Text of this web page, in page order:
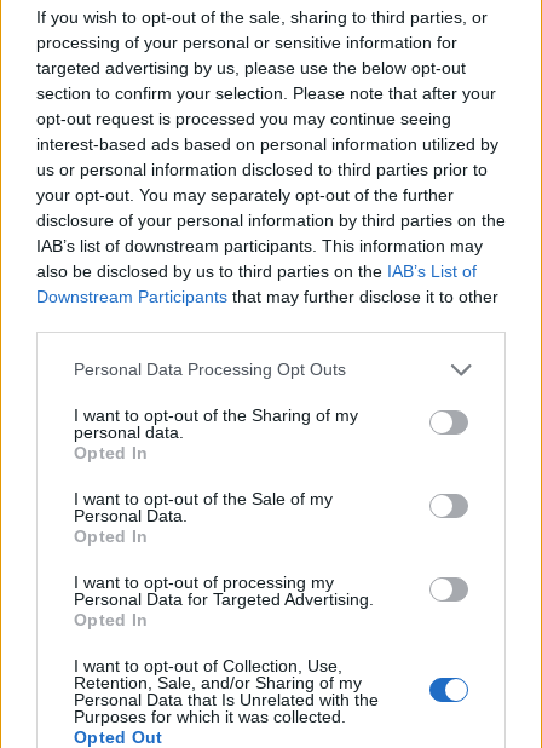
If you wish to opt-out of the sale, sharing to third parties, or
processing of your personal or sensitive information for
targeted advertising by us, please use the below opt-out
section to confirm your selection. Please note that after your
opt-out request is processed you may continue seeing
interest-based ads based on personal information utilized by
us or personal information disclosed to third parties prior to
your opt-out. You may separately opt-out of the further
disclosure of your personal information by third parties on the
IAB’s list of downstream participants. This information may
also be disclosed by us to third parties on the IAB’s List of
Downstream Participants that may further disclose it to other
Personal Data Processing Opt Outs
I want to opt-out of the Sharing of my
personal data.
Opted In
I want to opt-out of the Sale of my
Personal Data.
Opted In
I want to opt-out of processing my
Personal Data for Targeted Advertising.
Opted In
I want to opt-out of Collection, Use,
Retention, Sale, and/or Sharing of my
Personal Data that Is Unrelated with the
Purposes for which it was collected.
Opted Out
SOUVISEJÍCÍ ČLÁNKY
VÍCE OD AUTORA
Kultura
Dnes se v Příbrami otevře výstava
Rovnováha života. Vernisáž nabídne
i hudební a básnický program
Festival hudby na zámku Dobříš sází na
jedinečnou atmosféru. Klasiku propojí
Fesťáczek Presents poprvé míří do
Lesního divadla Skalka. Nabídne hudbu,
divadlo i tvořivé dílny